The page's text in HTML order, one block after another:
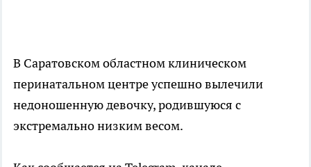
В Саратовском областном клиническом
перинатальном центре успешно вылечили
недоношенную девочку, родившуюся с
экстремально низким весом.